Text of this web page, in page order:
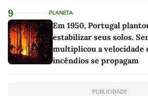
9 PLANETA
Em 1950, Portugal
estabilizar seus solos.
multiplicou a velocidade
incêndios se propagam
PUBLICIDADE